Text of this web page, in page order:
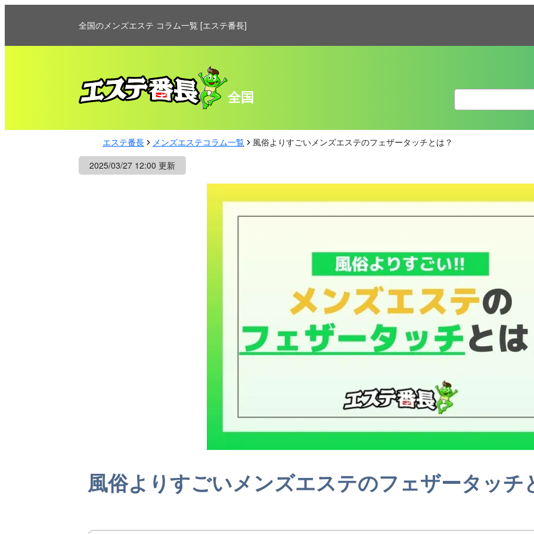
全国のメンズエステ コラム一覧 [エステ番長]
全国
エステ番長 メンズエステコラム一覧
風俗よりすごいメンズエステのフェザータッチとは？
2025/03/27 12:00 更新
風俗よりすごいメンズエステのフェザータッチ